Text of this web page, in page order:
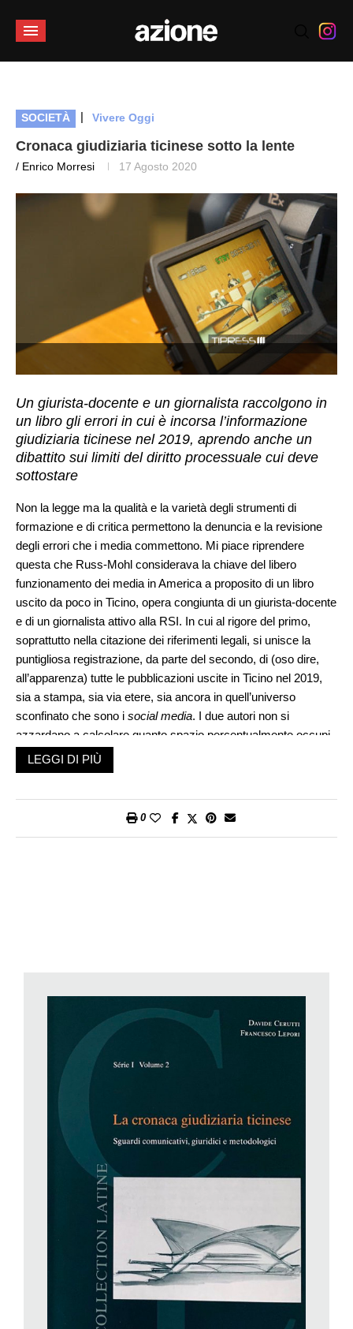
SOCIETÀ | Vivere Oggi
Cronaca giudiziaria ticinese sotto la lente
/ Enrico Morresi 17 Agosto 2020
Un giurista-docente e un giornalista raccolgono in
un libro gli errori in cui è incorsa l’informazione
giudiziaria ticinese nel 2019, aprendo anche un
dibattito sui limiti del diritto processuale cui deve
sottostare
Non la legge ma la qualità e la varietà degli strumenti di
formazione e di critica permettono la denuncia e la revisione
degli errori che i media commettono. Mi piace riprendere
questa che Russ-Mohl considerava la chiave del libero
funzionamento dei media in America a proposito di un libro
uscito da poco in Ticino, opera congiunta di un giurista-docente
e di un giornalista attivo alla RSI. In cui al rigore del primo,
soprattutto nella citazione dei riferimenti legali, si unisce la
puntigliosa registrazione, da parte del secondo, di (oso dire,
all’apparenza) tutte le pubblicazioni uscite in Ticino nel 2019,
sia a stampa, sia via etere, sia ancora in quell’universo
sconfinato che sono i social media. I due autori non si
azzardano a calcolare quanto spazio percentualmente occupi
la cronaca giudiziaria nell’insieme dell’offerta giornalistica in
Ticino ma è da presumere che sia una bella fetta: un terzo, un
Un effetto della registrazione puntuale degli errori e degli
Servizio comunicazione, media e prevenzione è composto di
sei persone», p. 108), questioni rimangono aperte sui due
fronti. Sul fronte delle redazioni, in primo luogo, ove
all’incompetenza fattuale si associa persino l’incompetenza
verbale (il codice commìna una sanzione, la corte la infligge!),
severa degli addetti. Ma anche sul fronte della magistratura e
della politica. L’avvento del nuovo Codice di diritto processuale
(prima si chiamava: Codice di procedura penale) ha sconvolto
la terminologia, ma ha pure aggravato il compito dei media
inasprendo le condizioni di ammissibilità e di conoscenza degli
incarti, abolendo quasi totalmente la possibilità di citare i nomi
delle persone in causa, riducendo le cronache a parvenze di
notizia e in definitiva – ne concludo – negando al pubblico il
diritto all’informazione garantito dalla Costituzione. Il senatore
Fabio Abate aveva proposto un riesame della questione e il
Consiglio degli Stati (contro un parere negativo dal tono
arrogante espresso dal Consiglio federale) gli aveva dato
LEGGI DI PIÙ
0